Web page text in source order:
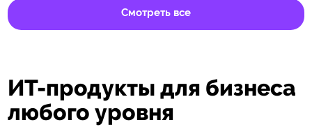
Смотреть все
ИТ-продукты для бизнеса
любого уровня